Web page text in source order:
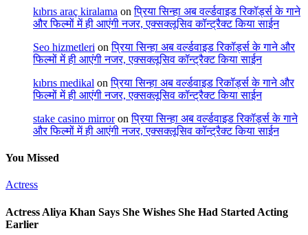
kıbrıs araç kiralama onप्रिया सिन्हा अब वर्ल्डवाइड रिकॉर्ड्स के गाने
और फिल्मों में ही आएंगी नजर, एक्सक्लूसिव कॉन्ट्रैक्ट किया साईन
Seo hizmetleri onप्रिया सिन्हा अब वर्ल्डवाइड रिकॉर्ड्स के गाने और
फिल्मों में ही आएंगी नजर, एक्सक्लूसिव कॉन्ट्रैक्ट किया साईन
kıbrıs medikal onप्रिया सिन्हा अब वर्ल्डवाइड रिकॉर्ड्स के गाने और
फिल्मों में ही आएंगी नजर, एक्सक्लूसिव कॉन्ट्रैक्ट किया साईन
stake casino mirroronप्रिया सिन्हा अब वर्ल्डवाइड रिकॉर्ड्स के गाने
और फिल्मों में ही आएंगी नजर, एक्सक्लूसिव कॉन्ट्रैक्ट किया साईन
You Missed
Actress
Actress Aliya Khan Says She Wishes She Had Started Acting
Earlier